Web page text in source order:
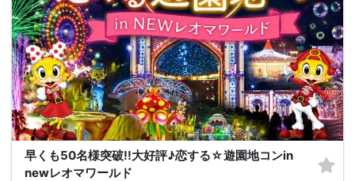
早くも50名様突破!!大好評♪恋する☆遊園地コンin
newレオマワールド